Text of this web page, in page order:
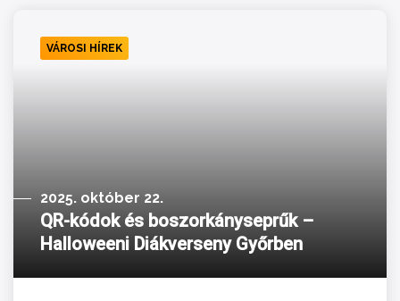
VÁROSI HÍREK
2025. október 22.
QR-kódok és boszorkányseprűk –
Halloweeni Diákverseny Győrben